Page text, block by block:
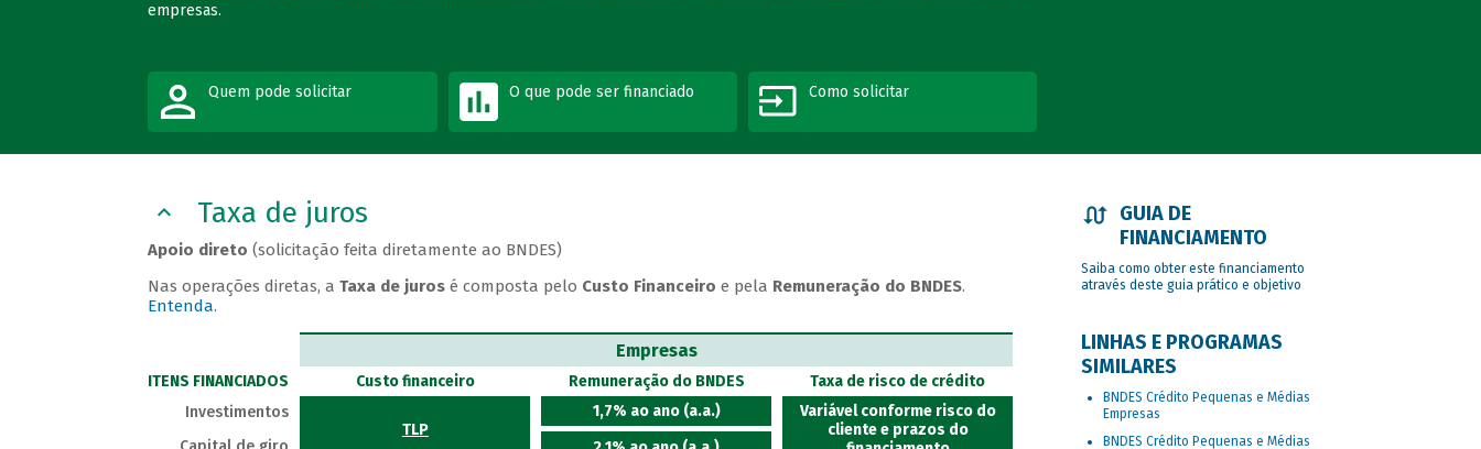
empresas.
Quem pode solicitar O que pode ser financiado Como solicitar
Taxa de juros
Apoio direto(solicitação feita diretamente ao BNDES)
Nas operações diretas, aTaxa de juros é composta pelo Custo Financeiro e pela Remuneração do BNDES.
Entenda.
Empresas
ITENS FINANCIADOS Custo financeiro Remuneração do BNDES
Taxa de risco de crédito
Investimentos
TLP
1,7% ao ano (a.a.)
Variável conforme risco do
cliente e prazos do
GUIA DE
FINANCIAMENTO
Saiba como obter este financiamento
através deste guia prático e objetivo
LINHAS E PROGRAMAS
SIMILARES
BNDES Crédito Pequenas e Médias
Empresas
BNDES Crédito Pequenas e Médias